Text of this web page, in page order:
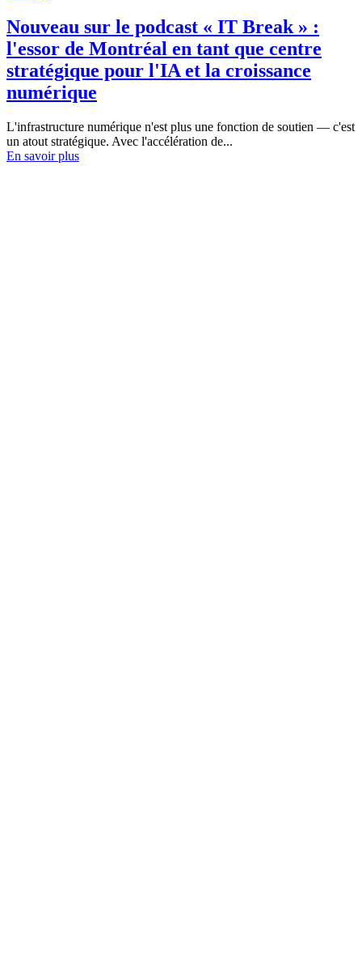
Nouveau sur le podcast « IT Break » :
l'essor de Montréal en tant que centre
stratégique pour l'IA et la croissance
numérique
L'infrastructure numérique n'est plus une fonction de soutien — c'est
un atout stratégique. Avec l'accélération de...
En savoir plus